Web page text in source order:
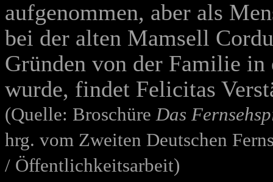
aufgenommen, aber als
bei der alten Mamsell
Gründen von der Familie in
wurde, findet Felicitas
(Quelle: BroschüreDas
hrg. vom Zweiten Deutschen
/ Öffentlichkeitsarbeit)